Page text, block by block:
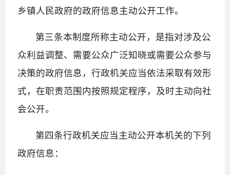
乡镇人民政府的政府信息主动公开工作。
第三条本制度所称主动公开，是指对涉及公
众利益调整、需要公众广泛知晓或需要公众参与
决策的政府信息，行政机关应当依法采取有效形
式，在职责范围内按照规定程序，及时主动向社
会公开。
第四条行政机关应当主动公开本机关的下列
政府信息：